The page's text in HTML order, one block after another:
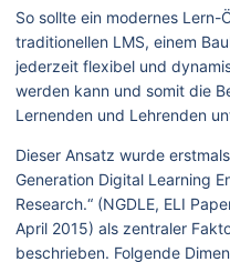
So sollte ein modernes Lern-
traditionellen LMS, einem
jederzeit flexibel und
werden kann und somit die
Lernenden und Lehrenden
Dieser Ansatz wurde
Generation Digital Learning
Research.“ (NGDLE, ELI
April 2015) als zentraler
beschrieben. Folgende